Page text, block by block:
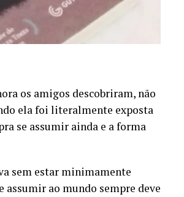
os amigos descobriram, não
ela foi literalmente exposta
se assumir ainda e a forma
sem estar minimamente
assumir ao mundo sempre deve